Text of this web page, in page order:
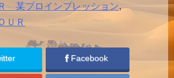
某プロインプレッション,
ＵＲ
Facebook